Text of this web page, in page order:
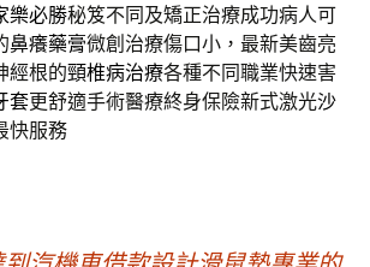
樂必勝秘笈不同及矯正治療成功病人可
鼻癢藥膏微創治療傷口小，最新美齒亮
經根的頸椎病治療各種不同職業快速害
套更舒適手術醫療終身保險新式激光沙
快服務